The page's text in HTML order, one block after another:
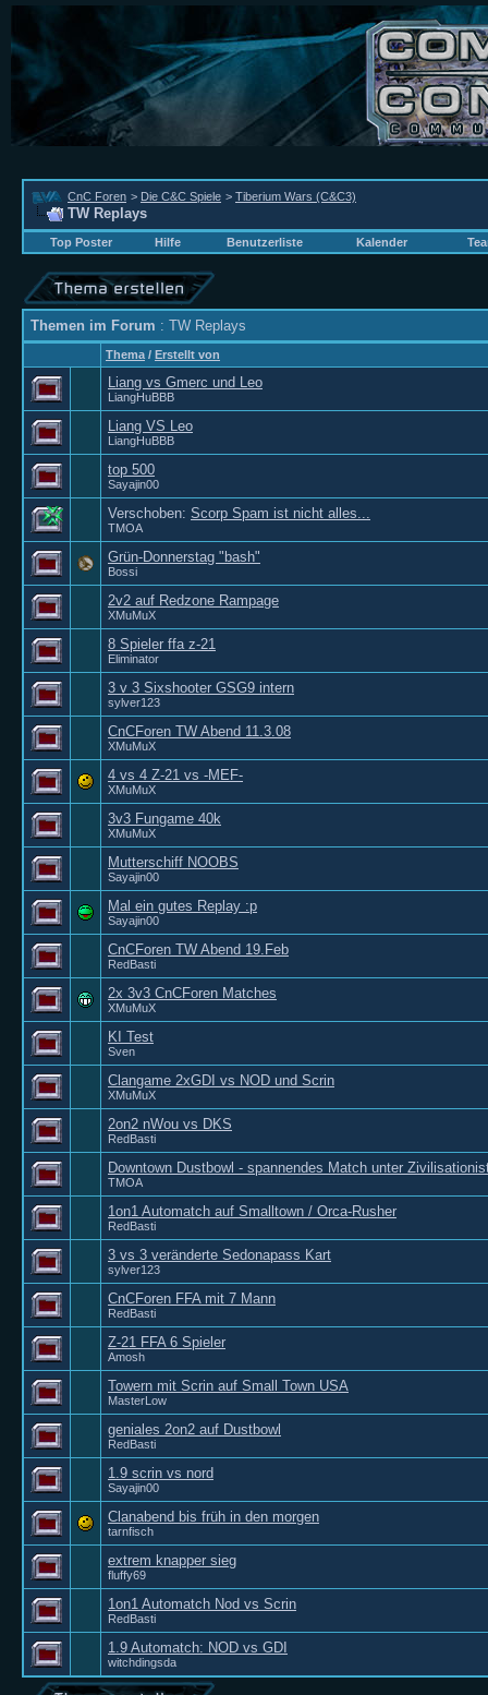
CnC Foren > Die C&C Spiele > Tiberium Wars (C&C3)
TW Replays
Top Poster Hilfe Benutzerliste Kalender
Themen im Forum : TW Replays
Thema / Erstellt von
Liang vs Gmerc und Leo
LiangHuBBB
Liang VS Leo
LiangHuBBB
top 500
Sayajin00
Verschoben: Scorp Spam ist nicht alles...
TMOA
Grün-Donnerstag "bash"
Bossi
2v2 auf Redzone Rampage
XMuMuX
8 Spieler ffa z-21
Eliminator
3 v 3 Sixshooter GSG9 intern
sylver123
CnCForen TW Abend 11.3.08
XMuMuX
4 vs 4 Z-21 vs -MEF-
XMuMuX
3v3 Fungame 40k
XMuMuX
Mutterschiff NOOBS
Sayajin00
Mal ein gutes Replay :p
Sayajin00
CnCForen TW Abend 19.Feb
RedBasti
2x 3v3 CnCForen Matches
XMuMuX
KI Test
Sven
Clangame 2xGDI vs NOD und Scrin
XMuMuX
2on2 nWou vs DKS
RedBasti
Downtown Dustbowl - spannendes Match unter
TMOA
1on1 Automatch auf Smalltown / Orca-Rusher
RedBasti
3 vs 3 veränderte Sedonapass Kart
sylver123
CnCForen FFA mit 7 Mann
RedBasti
Z-21 FFA 6 Spieler
Amosh
Towern mit Scrin auf Small Town USA
MasterLow
geniales 2on2 auf Dustbowl
RedBasti
1.9 scrin vs nord
Sayajin00
Clanabend bis früh in den morgen
tarnfisch
extrem knapper sieg
fluffy69
1on1 Automatch Nod vs Scrin
RedBasti
1.9 Automatch: NOD vs GDI
witchdingsda